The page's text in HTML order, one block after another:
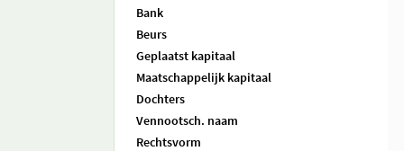
Bank
Beurs
Geplaatst kapitaal
Maatschappelijk kapitaal
Dochters
Vennootsch. naam
Rechtsvorm